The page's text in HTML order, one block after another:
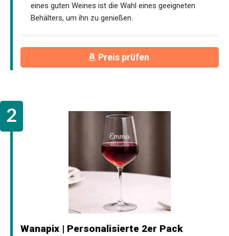
eines guten Weines ist die Wahl eines geeigneten
Behälters, um ihn zu genießen.
Preis prüfen
Wanapix | Personalisierte 2er Pack